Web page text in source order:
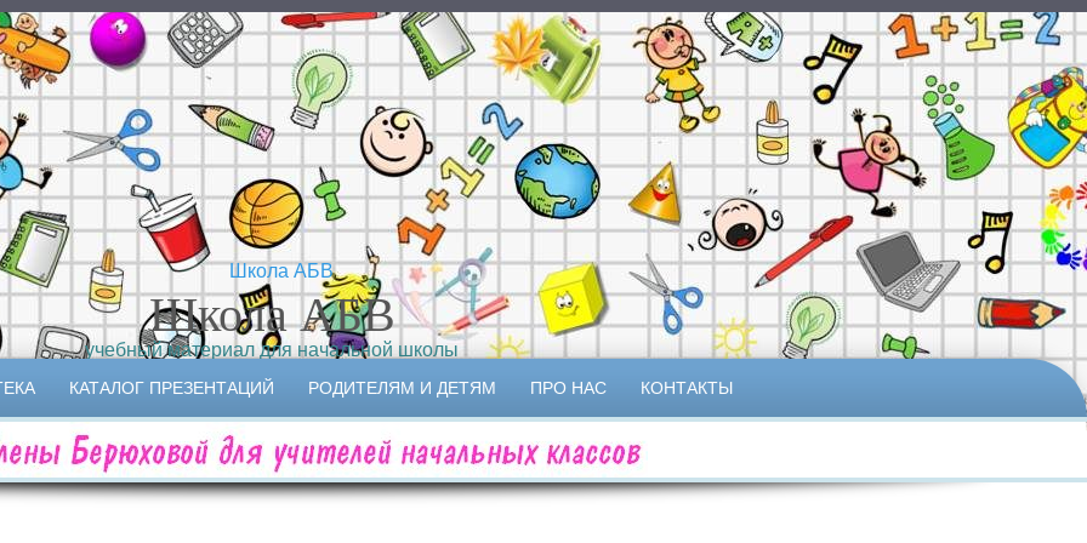
Школа АБВ
учебный материал для начальной школы
КАТАЛОГ ПРЕЗЕНТАЦИЙ РОДИТЕЛЯМ И ДЕТЯМ ПРО НАС КОНТАКТЫ